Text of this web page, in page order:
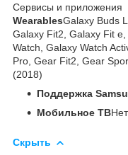
Сервисы и приложения
WearablesGalaxy Buds
Galaxy Fit2, Galaxy Fit
Watch, Galaxy Watch
Pro, Gear Fit2, Gear
(2018)
Поддержка
Мобильное ТВНет
Скрыть